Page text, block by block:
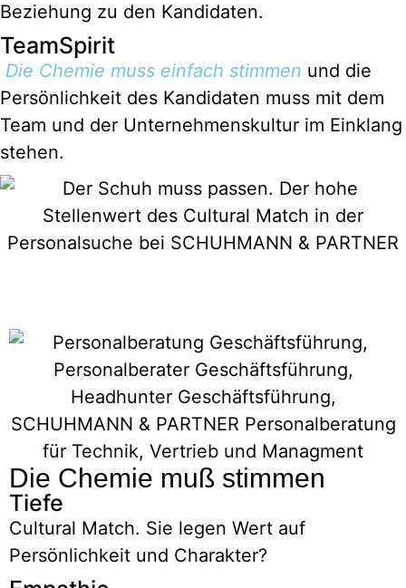
Beziehung zu den Kandidaten.
TeamSpirit
Die Chemie muss einfach stimmen und die
Persönlichkeit des Kandidaten muss mit dem
Team und der Unternehmenskultur im Einklang
stehen.
Die Chemie muß stimmen
Tiefe
Cultural Match. Sie legen Wert auf
Persönlichkeit und Charakter?